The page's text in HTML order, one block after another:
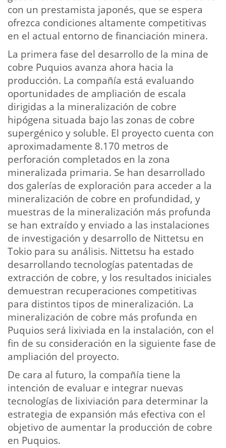
con un prestamista japonés, que se espera
ofrezca condiciones altamente competitivas
en el actual entorno de financiación minera.
La primera fase del desarrollo de la mina de
cobre Puquios avanza ahora hacia la
producción. La compañía está evaluando
oportunidades de ampliación de escala
dirigidas a la mineralización de cobre
hipógena situada bajo las zonas de cobre
supergénico y soluble. El proyecto cuenta con
aproximadamente 8.170 metros de
perforación completados en la zona
mineralizada primaria. Se han desarrollado
dos galerías de exploración para acceder a la
mineralización de cobre en profundidad, y
muestras de la mineralización más profunda
se han extraído y enviado a las instalaciones
de investigación y desarrollo de Nittetsu en
Tokio para su análisis. Nittetsu ha estado
desarrollando tecnologías patentadas de
extracción de cobre, y los resultados iniciales
demuestran recuperaciones competitivas
para distintos tipos de mineralización. La
mineralización de cobre más profunda en
Puquios será lixiviada en la instalación, con el
fin de su consideración en la siguiente fase de
ampliación del proyecto.
De cara al futuro, la compañía tiene la
intención de evaluar e integrar nuevas
tecnologías de lixiviación para determinar la
estrategia de expansión más efectiva con el
objetivo de aumentar la producción de cobre
en Puquios.